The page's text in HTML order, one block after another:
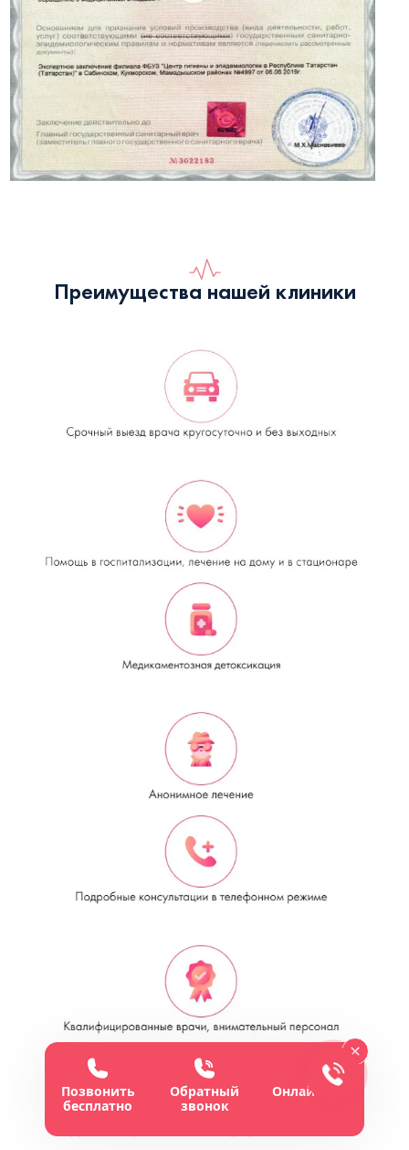
Преимущества нашей клиники
Позвонить
бесплатно
Обратный
звонок
Онлайн-чат